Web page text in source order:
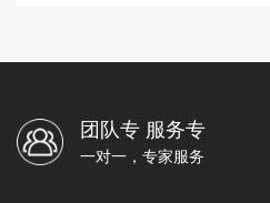
团队专 服务专
一对一，专家服务